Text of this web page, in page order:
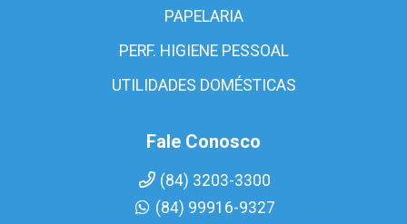
PAPELARIA
PERF. HIGIENE PESSOAL
UTILIDADES DOMÉSTICAS
Fale Conosco
(84) 3203-3300
(84) 99916-9327